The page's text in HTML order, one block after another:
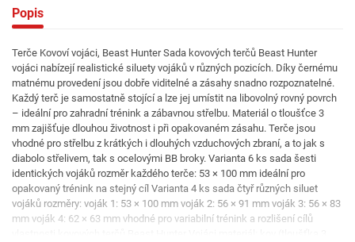
Popis
Terče Kovoví vojáci, Beast Hunter Sada kovových terčů Beast Hunter
vojáci nabízejí realistické siluety vojáků v různých pozicích. Díky černému
matnému provedení jsou dobře viditelné a zásahy snadno rozpoznatelné.
Každý terč je samostatně stojící a lze jej umístit na libovolný rovný povrch
– ideální pro zahradní trénink a zábavnou střelbu. Materiál o tloušťce 3
mm zajišťuje dlouhou životnost i při opakovaném zásahu. Terče jsou
vhodné pro střelbu z krátkých i dlouhých vzduchových zbraní, a to jak s
diabolo střelivem, tak s ocelovými BB broky. Varianta 6 ks sada šesti
identických vojáků rozměr každého terče: 53 × 100 mm ideální pro
opakovaný trénink na stejný cíl Varianta 4 ks sada čtyř různých siluet
vojáků rozměry: voják 1: 53 × 100 mm voják 2: 56 × 91 mm voják 3: 56 × 83
mm voják 4: 62 × 63 mm vhodné pro variabilní trénink a rozlišení cílů